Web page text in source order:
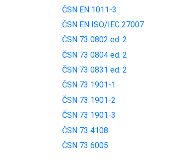
ČSN EN 1011-3
ČSN EN ISO/IEC 27007
ČSN 73 0802 ed. 2
ČSN 73 0804 ed. 2
ČSN 73 0831 ed. 2
ČSN 73 1901-1
ČSN 73 1901-2
ČSN 73 1901-3
ČSN 73 4108
ČSN 73 6005